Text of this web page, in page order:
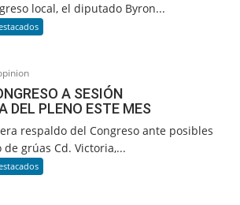
local, el diputado Byron...
A SESIÓN
DEL PLENO ESTE MES
respaldo del Congreso ante posibles
grúas Cd. Victoria,...